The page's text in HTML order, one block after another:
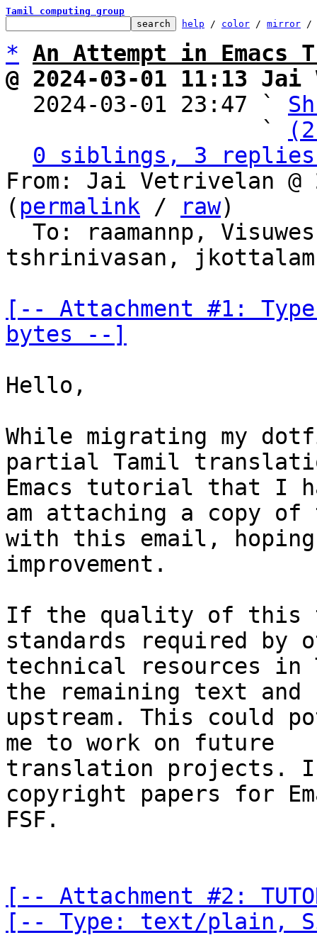
Tamil computing group
help / color / mirror /
*
An Attempt in Emacs
@ 2024-03-01 11:13
2024-03-01 23:47 `
                   `
0 siblings, 3 replies;
From: Jai Vetrivelan @
( permalink / raw)
tshrinivasan,
[-- Attachment #1:
bytes --]
Hello,
While migrating my
partial Tamil
Emacs tutorial that I
am attaching a copy
with this email,
improvement.
If the quality of this
standards required by
technical resources
the remaining text
upstream. This could
me to work on future
translation projects. I
copyright papers for
FSF.
[-- Attachment #2:
[-- Type: text/plain,